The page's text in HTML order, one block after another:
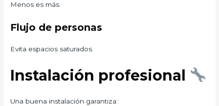
Menos es más.
Flujo de personas
Evita espacios saturados.
Instalación profesional
Una buena instalación garantiza: